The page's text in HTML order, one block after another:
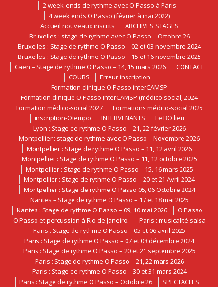
2 week-ends de rythme avec O Passo à Paris
4 week ends O Passo (février à mai 2022)
Accueil nouveaux inscrits
ARCHIVES STAGES
Bruxelles : stage de rythme avec O Passo – Octobre 26
Bruxelles : Stage de rythme O Passo – 02 et 03 novembre 2024
Bruxelles : Stage de rythme O Passo – 15 et 16 novembre 2025
Caen – Stage de rythme O Passo – 14, 15 mars 2026
CONTACT
COURS
Erreur inscription
Formation clinique O Passo interCAMSP
Formation clinique O Passo interCAMSP (médico-social) 2024
Formation médico-social 2027
Formations médico-social 2025
inscription-Otempo
INTERVENANTS
Le BO lieu
Lyon : Stage de rythme O Passo – 21, 22 février 2026
Montpellier : stage de rythme avec O Passo – Novembre 2026
Montpellier : Stage de rythme O Passo – 11, 12 avril 2026
Montpellier : Stage de rythme O Passo – 11, 12 octobre 2025
Montpellier : Stage de rythme O Passo – 15, 16 mars 2025
Montpellier : Stage de rythme O Passo – 20 et 21 Avril 2024
Montpellier : Stage de rythme O Passo 05, 06 Octobre 2024
Nantes – Stage de rythme O Passo – 17 et 18 mai 2025
Nantes : Stage de rythme O Passo – 09, 10 mai 2026
O Passo
O Passo et percussion à Rio de Janeiro.
Paris : musicalité salsa
Paris : Stage de rythme O Passo – 05 et 06 avril 2025
Paris : Stage de rythme O Passo – 07 et 08 décembre 2024
Paris : Stage de rythme O Passo – 20 et 21 septembre 2025
Paris : Stage de rythme O Passo – 21, 22 mars 2026
Paris : Stage de rythme O Passo – 30 et 31 mars 2024
Paris : Stage de rythme O Passo – Octobre 26
SPECTACLES